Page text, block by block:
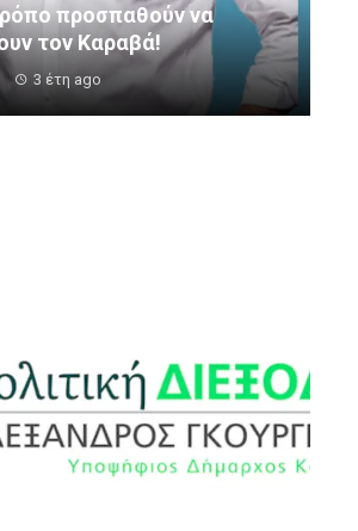
προσπαθούν να
τον Καραβά!
3 έτη ago